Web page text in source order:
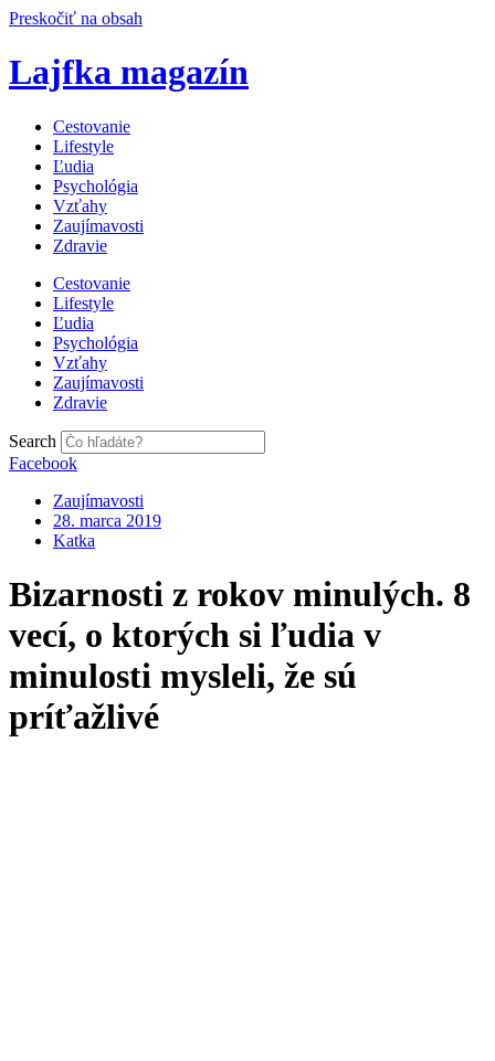
Preskočiť na obsah
Lajfka magazín
Cestovanie
Lifestyle
Ľudia
Psychológia
Vzťahy
Zaujímavosti
Zdravie
Cestovanie
Lifestyle
Ľudia
Psychológia
Vzťahy
Zaujímavosti
Zdravie
Search
Facebook
Zaujímavosti
28. marca 2019
Katka
Bizarnosti z rokov minulých. 8
vecí, o ktorých si ľudia v
minulosti mysleli, že sú
príťažlivé